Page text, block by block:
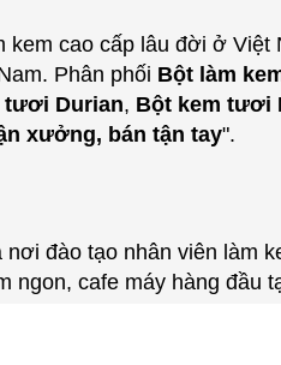
kem cao cấp lâu đời ở Việt
Phân phối Bột làm
tươi Durian, Bột kem tươi
xưởng, bán tận tay".
đào tạo nhân viên làm
ngon, cafe máy hàng đầu